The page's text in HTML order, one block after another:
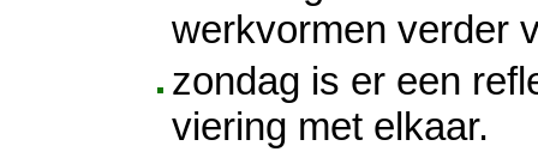
werkvormen verder
zondag is er een
viering met elkaar.